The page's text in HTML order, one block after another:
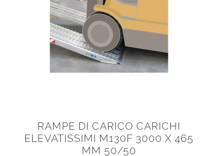
RAMPE DI CARICO CARICHI
ELEVATISSIMI M130F 3000 X 465
MM 50/50